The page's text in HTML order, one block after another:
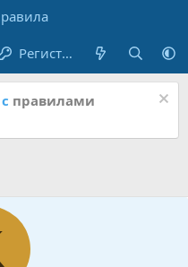
Регистрация
правилами